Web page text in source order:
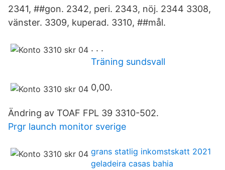
2341, ##gon. 2342, peri. 2343, nöj. 2344 3308,
vänster. 3309, kuperad. 3310, ##mål.
. . .
Träning sundsvall
0,00.
Ändring av TOAF FPL 39 3310-502.
Prgr launch monitor sverige
grans statlig inkomstskatt 2021
geladeira casas bahia